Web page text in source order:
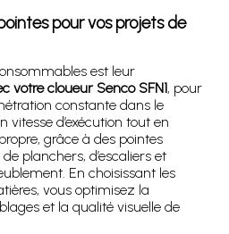
pour vos projets de
est leur
votre cloueur Senco SFN1, pour
constante dans le
vitesse d’exécution tout en
grâce à des pointes
planchers, d’escaliers et
En choisissant les
vous optimisez la
et la qualité visuelle de